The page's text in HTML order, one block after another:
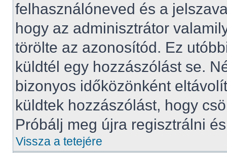
felhasználóneved és a
hogy az adminisztrátor
törölte az azonosítód. Ez
küldtél egy hozzászólást se.
bizonyos időközönként
küldtek hozzászólást, hogy
Próbálj meg újra regisztrálni
Vissza a tetejére